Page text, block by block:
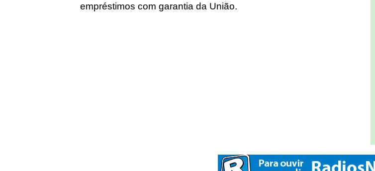
empréstimos com garantia da União.